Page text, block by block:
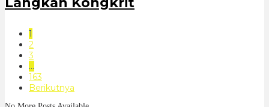
1
2
3
…
163
Berikutnya